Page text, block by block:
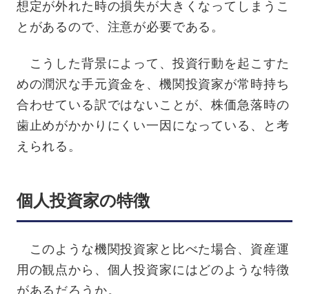
想定が外れた時の損失が大きくなってしまうこ
とがあるので、注意が必要である。
こうした背景によって、投資行動を起こすた
めの潤沢な手元資金を、機関投資家が常時持ち
合わせている訳ではないことが、株価急落時の
歯止めがかかりにくい一因になっている、と考
えられる。
個人投資家の特徴
このような機関投資家と比べた場合、資産運
用の観点から、個人投資家にはどのような特徴
があるだろうか。